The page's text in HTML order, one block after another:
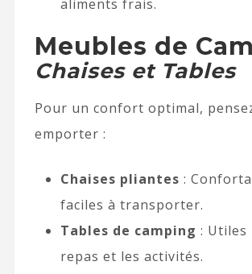
aliments frais.
Meubles de
Chaises et Tables
Pour un confort optimal,
emporter :
Chaises pliantes :
faciles à transporter.
Tables de camping : Utiles
repas et les activités.